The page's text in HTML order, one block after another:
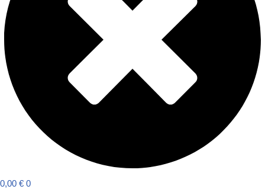
0,00 € 0